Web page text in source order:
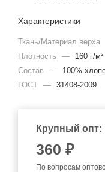
Характеристики
Ткань/Материал верха
Плотность
—
160 г/м²
Состав
—
100%
ГОСТ — 31408-2009
Крупный опт:
360 ₽
По вопросам